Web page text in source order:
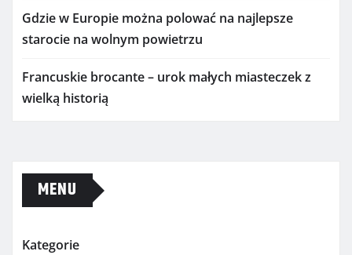
Gdzie w Europie można polować na najlepsze
starocie na wolnym powietrzu
Francuskie brocante – urok małych miasteczek z
wielką historią
MENU
Kategorie